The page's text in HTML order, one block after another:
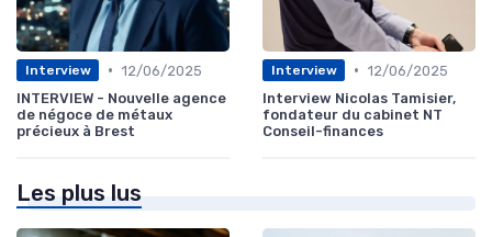
Interview • 12/06/2025
INTERVIEW - Nouvelle agence
de négoce de métaux
précieux à Brest
Interview • 12/06/2025
Interview Nicolas Tamisier,
fondateur du cabinet NT
Conseil-finances
Les plus lus